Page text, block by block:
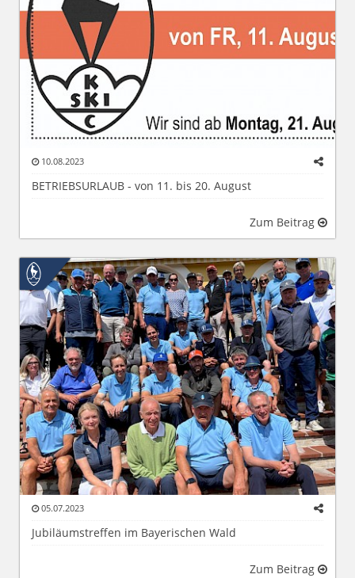
10.08.2023
BETRIEBSURLAUB - von 11. bis 20. August
Zum Beitrag
05.07.2023
Jubiläumstreffen im Bayerischen Wald
Zum Beitrag